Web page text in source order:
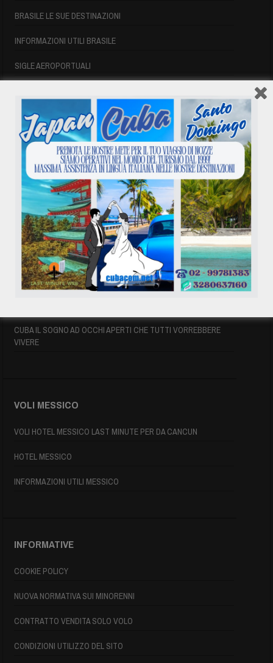
BRASILE LE SUE DESTINAZIONI
INFORMAZIONI UTILI BRASILE
SIGLE AEROPORTUALI
VOLI CUBA
VOLI CUBA LAST MINUTE
VOLI DI LINEA CUBA
AFFITTO CASE A PLAYA DEL ESTE
ASSICURAZIONE E VISTO CUBA
INFORMAZIONI UTILI
CUBA IL SOGNO AD OCCHI APERTI CHE TUTTI VORREBBERE
VIVERE
VOLI MESSICO
VOLI HOTEL MESSICO LAST MINUTE PER DA CANCUN
HOTEL MESSICO
INFORMAZIONI UTILI MESSICO
INFORMATIVE
COOKIE POLICY
NUOVA NORMATIVA SUI MINORENNI
CONTRATTO VENDITA SOLO VOLO
CONDIZIONI UTILIZZO DEL SITO